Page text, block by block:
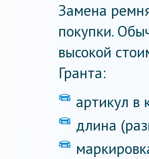
Замена
покупки.
высокой
Гранта:
артикул в
длина